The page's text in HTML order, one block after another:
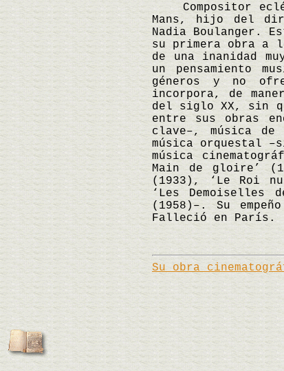
Compositor
Mans, hijo del
Nadia Boulanger.
su primera obra a
de una inanidad
un pensamiento
géneros y no
incorpora, de
del siglo XX, sin
entre sus obras
clave–, música
música orquestal
música
Main de gloire’
(1933), ‘Le Roi
‘Les Demoiselles
(1958)–. Su
Falleció en París.
Su obra